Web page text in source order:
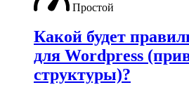
Простой
Какой будет
для Wordpress
структуры)?